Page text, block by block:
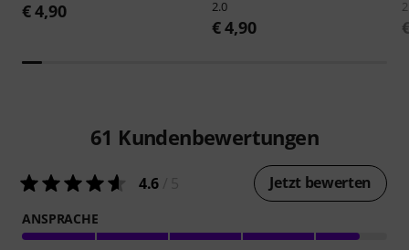
€ 4,90 2.0
€ 4,90
61 Kundenbewertungen
4.6 Jetzt bewerten
ANSPRACHE